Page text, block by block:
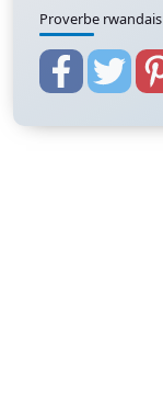
Proverbe rwandais